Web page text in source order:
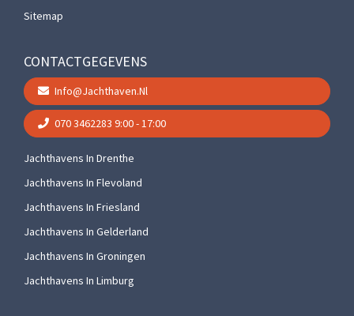
Sitemap
CONTACTGEGEVENS
Info@jachthaven.nl
070 3462283 9:00 - 17:00
Jachthavens In Drenthe
Jachthavens In Flevoland
Jachthavens In Friesland
Jachthavens In Gelderland
Jachthavens In Groningen
Jachthavens In Limburg